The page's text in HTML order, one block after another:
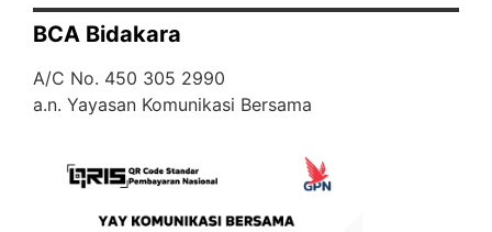
BCA Bidakara
A/C No. 450 305 2990
a.n. Yayasan Komunikasi Bersama